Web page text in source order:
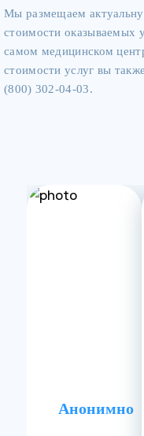
Мы размещаем
стоимости оказываемых
самом медицинском
стоимости услуг вы
(800) 302-04-03.
Анонимно